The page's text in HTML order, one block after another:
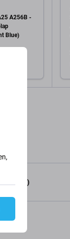
A256B -
Blue)
(2)